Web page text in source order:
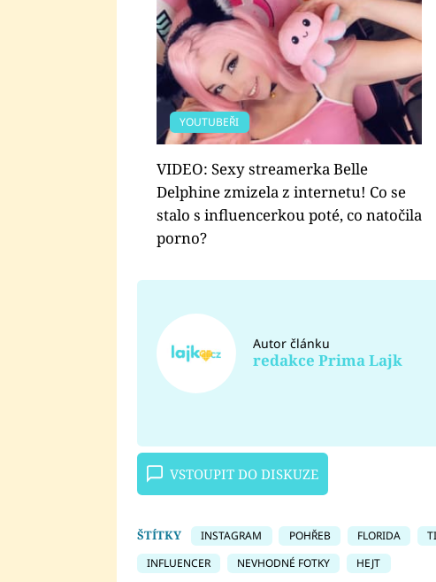
YOUTUBEŘI
VIDEO: Sexy streamerka Belle
Delphine zmizela z internetu! Co se
stalo s influencerkou poté, co natočila
porno?
Autor článku
redakce Prima Lajk
VSTOUPIT DO DISKUZE
ŠTÍTKY INSTAGRAM POHŘEB FLORIDA
INFLUENCER
NEVHODNÉ FOTKY HEJT